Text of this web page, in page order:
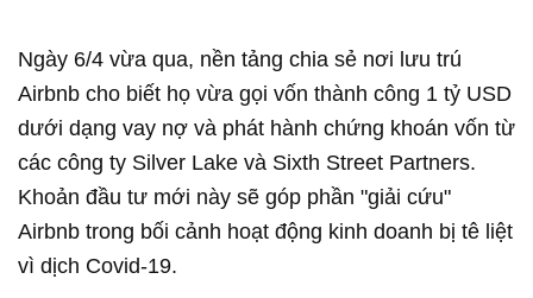
Ngày 6/4 vừa qua, nền tảng chia sẻ nơi lưu trú
Airbnb cho biết họ vừa gọi vốn thành công 1 tỷ USD
dưới dạng vay nợ và phát hành chứng khoán vốn từ
các công ty Silver Lake và Sixth Street Partners.
Khoản đầu tư mới này sẽ góp phần "giải cứu"
Airbnb trong bối cảnh hoạt động kinh doanh bị tê liệt
vì dịch Covid-19.